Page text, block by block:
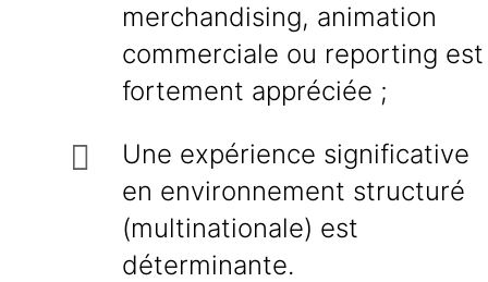
merchandising, animation
commerciale ou reporting est
fortement appréciée ;
Une expérience significative
en environnement structuré
(multinationale) est
déterminante.